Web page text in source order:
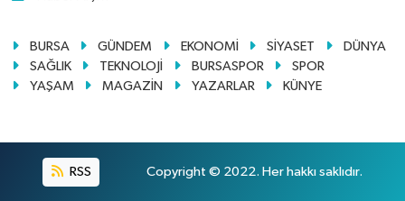
BURSA GÜNDEM EKONOMİ SİYASET
DÜNYA
SAĞLIK
TEKNOLOJİ BURSASPOR
SPOR
YAŞAM
MAGAZİN YAZARLAR KÜNYE
RSS Copyright © 2022. Her hakkı saklıdır.